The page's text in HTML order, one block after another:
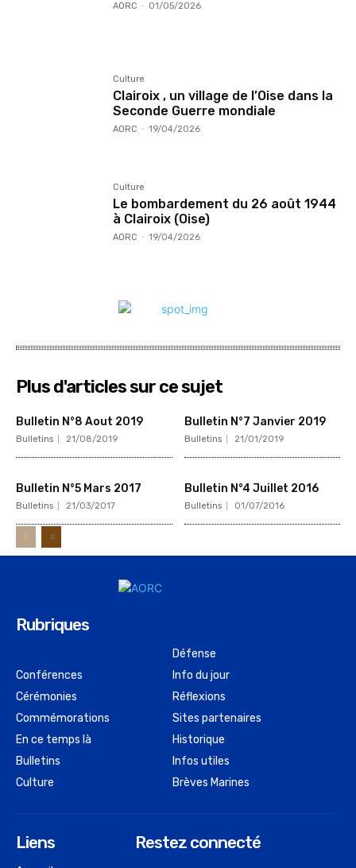
AORC - 01/05/2026
Culture
Clairoix , un village de l’Oise dans la
Seconde Guerre mondiale
AORC - 19/04/2026
Culture
Le bombardement du 26 août 1944
à Clairoix (Oise)
AORC - 19/04/2026
Plus d'articles sur ce sujet
Bulletin N°8 Aout 2019
Bulletins 21/08/2019
Bulletin N°7 Janvier 2019
Bulletins 21/01/2019
Bulletin N°5 Mars 2017
Bulletins 21/03/2017
Bulletin N°4 Juillet 2016
Bulletins 01/07/2016
Rubriques
Conférences
Cérémonies
Commémorations
En ce temps là
Bulletins
Culture
Défense
Info du jour
Réflexions
Sites partenaires
Historique
Infos utiles
Brèves Marines
Liens Restez connecté